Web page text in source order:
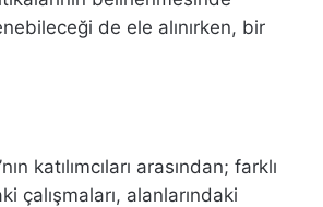
de ele alınırken, bir
katılımcıları arasından; farklı
çalışmaları, alanlarındaki